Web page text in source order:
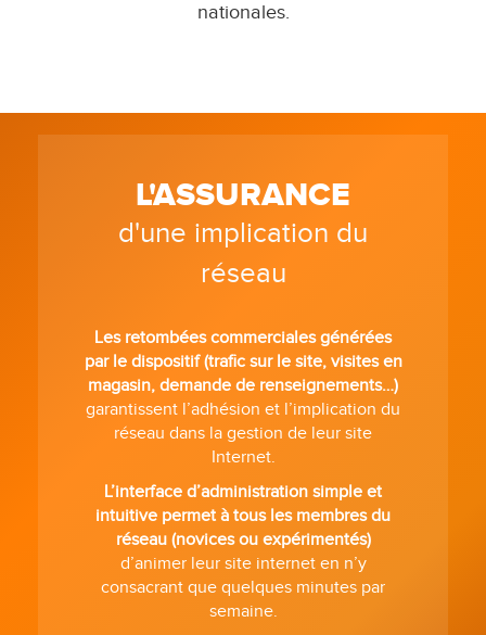
nationales.
L'ASSURANCE
d'une implication du
réseau
Les retombées commerciales générées
par le dispositif (trafic sur le site, visites en
magasin, demande de renseignements…)
garantissent l’adhésion et l’implication du
réseau dans la gestion de leur site
Internet.
L’interface d’administration simple et
intuitive permet à tous les membres du
réseau (novices ou expérimentés)
d’animer leur site internet en n’y
consacrant que quelques minutes par
semaine.